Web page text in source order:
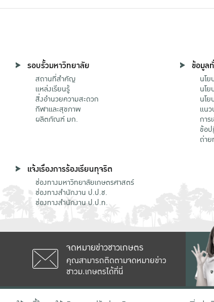
รอบรั้วมหาวิทยาลัย
สถานที่สำคัญ
แหล่งเรียนรู้
สิ่งอำนวยความสะดวก
กีฬาและสุขภาพ
ผลิตภัณฑ์ มก.
ข้อมูล
นโ
นโย
นโ
แน
การ
ข้อ
ถ่า
แจ้งเรื่องการร้องเรียนทุจริต
ช่องทางมหาวิทยาลัยเกษตรศาสตร์
ช่องทางสำนักงาน ป.ป.ช.
ช่องทางสำนักงาน ป.ป.ท.
จดหมายข่าวชาวเกษตร
คุณสามารถติดตามจดหมายข่าว
ชาวม.เกษตรได้ที่นี่